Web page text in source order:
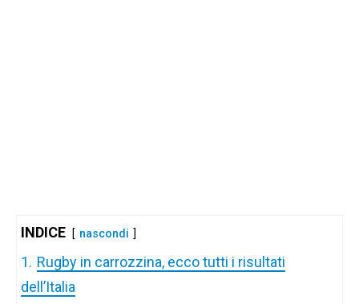
INDICE nascondi
1. Rugby in carrozzina, ecco tutti i risultati
dell’Italia